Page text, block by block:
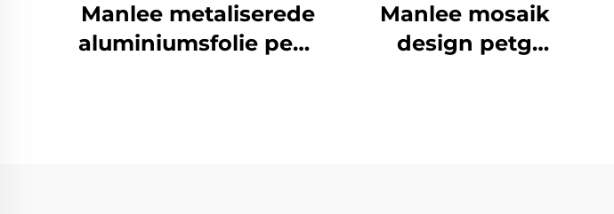
Manlee metaliserede
aluminiumsfolie petg
Manlee mosaik
design petg